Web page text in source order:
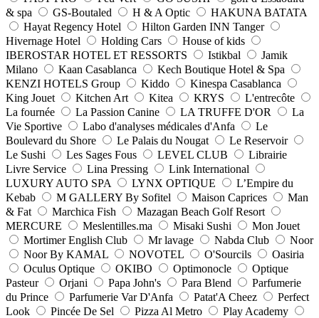
& spa
GS-Boutaled H & A Optic
HAKUNA BATATA
Hayat Regency Hotel
Hilton Garden INN Tanger
Hivernage Hotel
Holding Cars
House of kids
IBEROSTAR HOTEL ET RESSORTS
Istikbal
Jamik
Milano
Kaan Casablanca
Kech Boutique Hotel & Spa
KENZI HOTELS Group
Kiddo
Kinespa Casablanca
King Jouet
Kitchen Art Kitea KRYS
L'entrecôte
La fournée
La Passion Canine LA TRUFFE D'OR
La
Vie Sportive
Labo d'analyses médicales d'Anfa
Le
Boulevard du Shore
Le Palais du Nougat
Le Reservoir
Le Sushi
Les Sages Fous LEVEL CLUB
Librairie
Livre Service
Lina Pressing
Link International
LUXURY AUTO SPA
LYNX OPTIQUE
L’Empire du
Kebab
M GALLERY By Sofitel Maison Caprices
Man
& Fat
Marchica Fish
Mazagan Beach Golf Resort
MERCURE
Meslentilles.ma Misaki Sushi
Mon Jouet
Mortimer English Club
Mr lavage Nabda Club
Noor
Noor By KAMAL
NOVOTEL O'Sourcils
Oasiria
Oculus Optique
OKIBO Optimonocle
Optique
Pasteur
Orjani Papa John's Para Blend
Parfumerie
du Prince
Parfumerie Var D'Anfa Patat'A Cheez
Perfect
Look
Pincée De Sel Pizza Al Metro
Play Academy